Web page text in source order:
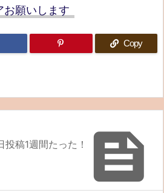
お願いします
Copy

稿1週間たった！